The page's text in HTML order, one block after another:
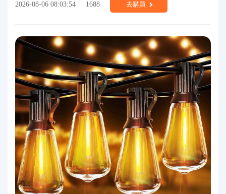
2026-08-06 08:03:54 1688 去購買